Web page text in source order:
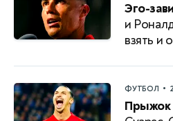
Эго-
и
взять и
ФУТБОЛ •
Прыжок